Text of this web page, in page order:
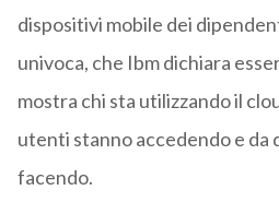
dispositivi mobile dei
univoca, che Ibm dichiara
mostra chi sta utilizzando il
utenti stanno accedendo e da
facendo.